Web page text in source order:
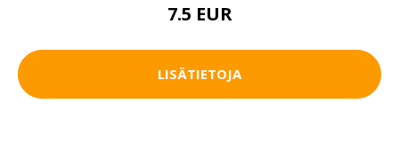
7.5 EUR
LISÄTIETOJA